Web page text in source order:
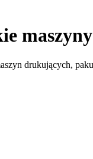
maszyny
drukujących,